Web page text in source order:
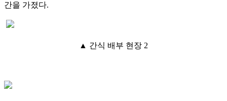
간을 가졌다.
▲ 간식 배부 현장 2